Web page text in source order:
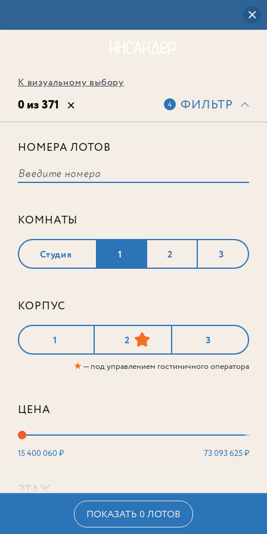
К визуальному выбору
0 из 371 4 ФИЛЬТР
НОМЕРА ЛОТОВ
КОМНАТЫ
Студия 1 2 3
КОРПУС
1 2 3
★— под управлением гостиничного оператора
ЦЕНА
15 400 060 ₽ 73 093 625 ₽
ЭТАЖ
ПОКАЗАТЬ 0 ЛОТОВ
соответствует ни одного лота